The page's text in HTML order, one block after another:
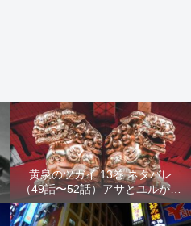
黄泉のツガイ 13巻 ネタバレ
（49話〜52話）アサとユルが家
出！西ノ村の真実とヒカルの決
意を解説